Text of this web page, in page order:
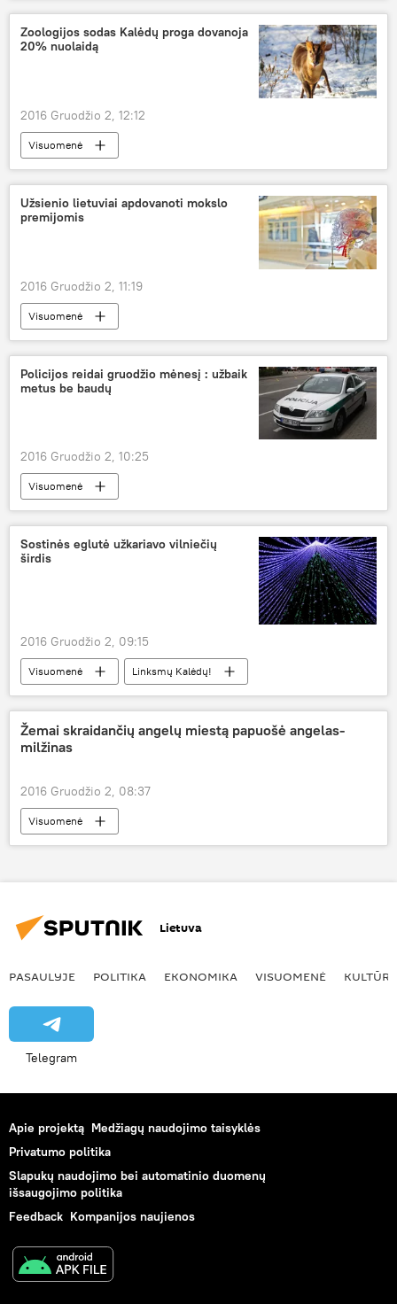
Zoologijos sodas Kalėdų proga dovanoja
20% nuolaidą
2016 Gruodžio 2, 12:12
Visuomenė
Užsienio lietuviai apdovanoti mokslo
premijomis
2016 Gruodžio 2, 11:19
Visuomenė
Policijos reidai gruodžio mėnesį : užbaik
metus be baudų
2016 Gruodžio 2, 10:25
Visuomenė
Policijos pareigūnai skuba į pagalbą
Sostinės eglutė užkariavo vilniečių
širdis
2016 Gruodžio 2, 09:15
Visuomenė Linksmų Kalėdų!
Žemai skraidančių angelų miestą papuošė angelas-
milžinas
2016 Gruodžio 2, 08:37
Visuomenė
Lietuva
PASAULYJE POLITIKA EKONOMIKA VISUOMENĖ KULTŪRA
Telegram
Apie projektą Medžiagų naudojimo taisyklės
Privatumo politika
Slapukų naudojimo bei automatinio duomenų
išsaugojimo politika
Feedback Kompanijos naujienos